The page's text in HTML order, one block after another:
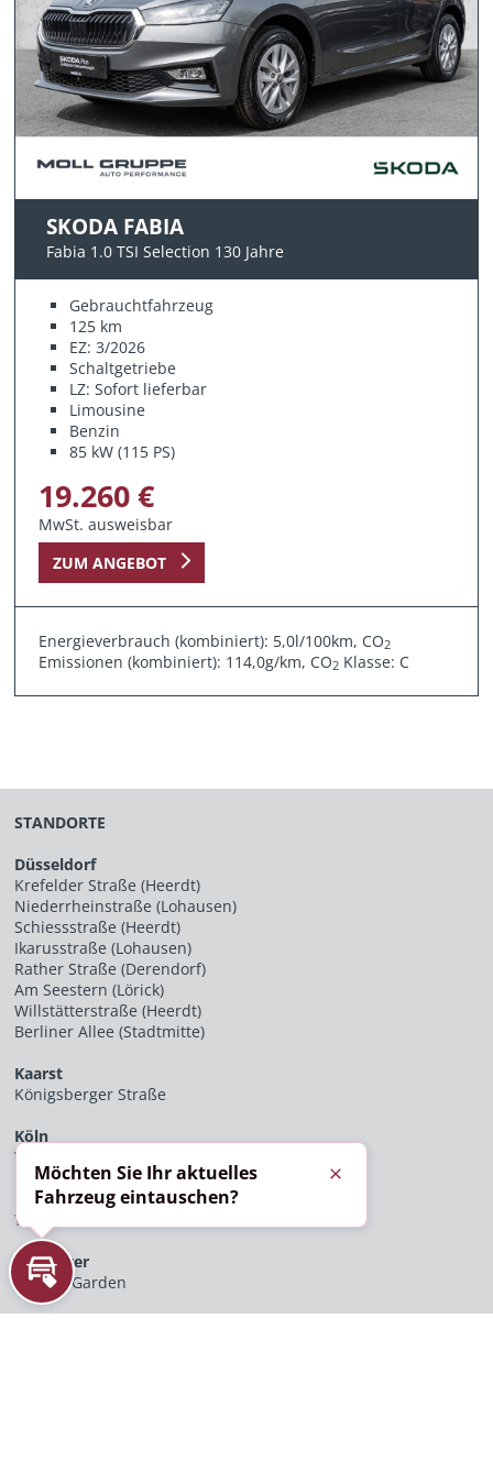
SKODA FABIA
Fabia 1.0 TSI Selection 130 Jahre
Gebrauchtfahrzeug
125 km
EZ: 3/2026
Schaltgetriebe
LZ: Sofort lieferbar
Limousine
Benzin
85 kW (115 PS)
19.260 €
MwSt. ausweisbar
ZUM ANGEBOT
Energieverbrauch (kombiniert): 5,0l/100km, CO2
Emissionen (kombiniert): 114,0g/km, CO2 Klasse: C
STANDORTE
Düsseldorf
Krefelder Straße (Heerdt)
Niederrheinstraße (Lohausen)
Schiessstraße (Heerdt)
Ikarusstraße (Lohausen)
Rather Straße (Derendorf)
Am Seestern (Lörick)
Willstätterstraße (Heerdt)
Berliner Allee (Stadtmitte)
Kaarst
Königsberger Straße
Köln
Vitalisstraße
Bochum
Westfield Ruhr Park
Hannover
Sydney Garden
Inzahlungnahme
Möchten Sie Ihr aktuelles
Fahrzeug eintauschen?
Schließen